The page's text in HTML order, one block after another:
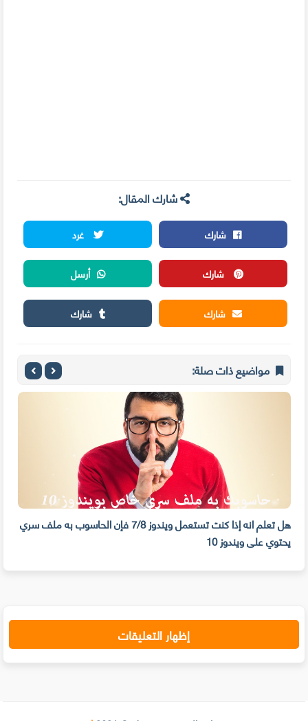
شارك المقال:
شارك
غرد
شارك
أرسل
شارك
شارك
مواضيع ذات صلة:
هل تعلم انه إذا كنت تستعمل ويندوز 7/8 فإن الحاسوب به ملف سري
يحتوي على ويندوز 10
إظهار التعليقات